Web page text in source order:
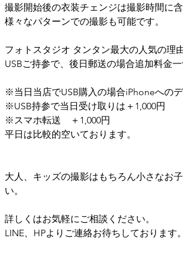
撮影開始後の衣装チェンジは撮影時間に
様々なパターンでの撮影も可能です。
フォトスタジオ タンタン最大の人気の理
USBご持参で、後日郵送の場合追加料金
※当日当店でUSB購入の場合iPhoneへの
※USB持参で当日受け取りは＋1,000円
※スマホ転送　＋1,000円
平日は比較的空いております。
大人、キッズの撮影はもちろん小さなお
い。
詳しくはお気軽にご相談ください。
LINE、HPよりご連絡お待ちしております。